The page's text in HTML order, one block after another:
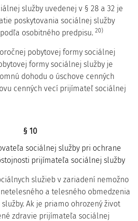
služby uvedenej v § 28 a 32 je
poskytovania sociálnej služby
osobitného predpisu. 20)
pobytovej formy sociálnej
formy sociálnej služby je
dohodu o úschove cenných
cenných vecí prijímateľ sociálnej
§ 10
sociálnej služby pri ochrane
prijímateľa sociálnej služby
služieb v zariadení nemožno
a telesného obmedzenia
Ak je priamo ohrozený život
zdravie prijímateľa sociálnej